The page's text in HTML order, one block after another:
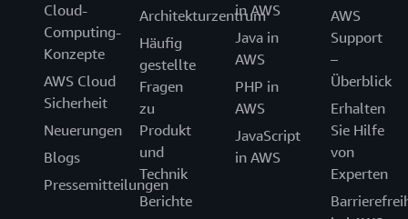
Cloud-
Computing-
Konzepte
AWS Cloud
Sicherheit
Neuerungen
Blogs
Pressemitteilungen
Architekturzentrum
Häufig
gestellte
Fragen
zu
Produkt
und
Technik
Berichte
in AWS
Java in
AWS
PHP in
AWS
JavaScript
in AWS
AWS
Support
–
Überblick
Erhalten
Sie Hilfe
von
Experten